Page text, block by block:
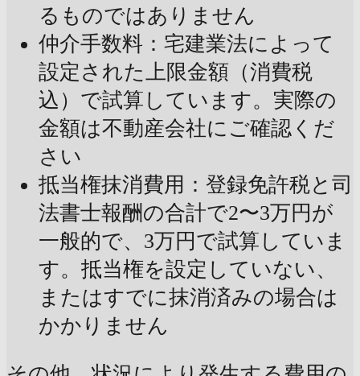
るものではありません
仲介手数料：宅建業法によって
設定された上限金額（消費税
込）で試算しています。実際の
金額は不動産会社にご確認くだ
さい
抵当権抹消費用：登録免許税と司
法書士報酬の合計で2〜3万円が
一般的で、3万円で試算していま
す。抵当権を設定していない、
またはすでに抹消済みの場合は
かかりません